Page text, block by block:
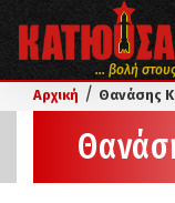
... βολή
Αρχική / Θανάσης